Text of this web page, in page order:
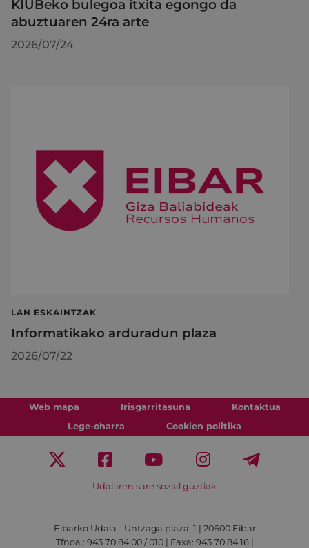
KIUBeko bulegoa itxita egongo da
abuztuaren 24ra arte
2026/07/24
LAN ESKAINTZAK
Informatikako arduradun plaza
2026/07/22
Web mapa Irisgarritasuna
Kontaktua
Lege-oharra
Cookien politika
Udalaren sare sozial guztiak
Eibarko Udala - Untzaga plaza, 1 | 20600 Eibar
Tfnoa.: 943 70 84 00 / 010 | Faxa: 943 70 84 16 |